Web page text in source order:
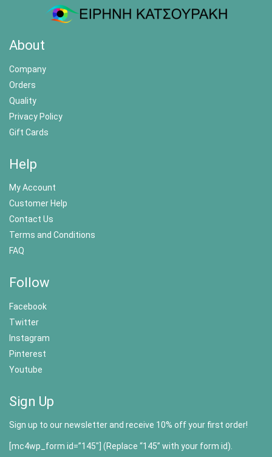
About
Company
Orders
Quality
Privacy Policy
Gift Cards
Help
My Account
Customer Help
Contact Us
Terms and Conditions
FAQ
Follow
Facebook
Twitter
Instagram
Pinterest
Youtube
Sign Up
Sign up to our newsletter and receive 10% off your first order!
[mc4wp_form id=”145″] (Replace “145” with your form id).